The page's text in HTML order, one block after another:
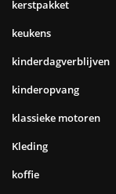
kerstpakket
keukens
kinderdagverblijven
kinderopvang
klassieke motoren
Kleding
koffie